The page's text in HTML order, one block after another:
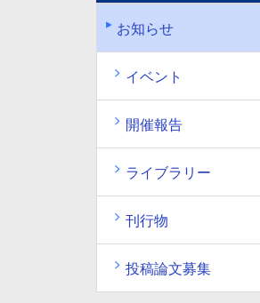
お知らせ
イベント
開催報告
ライブラリー
刊行物
投稿論文募集